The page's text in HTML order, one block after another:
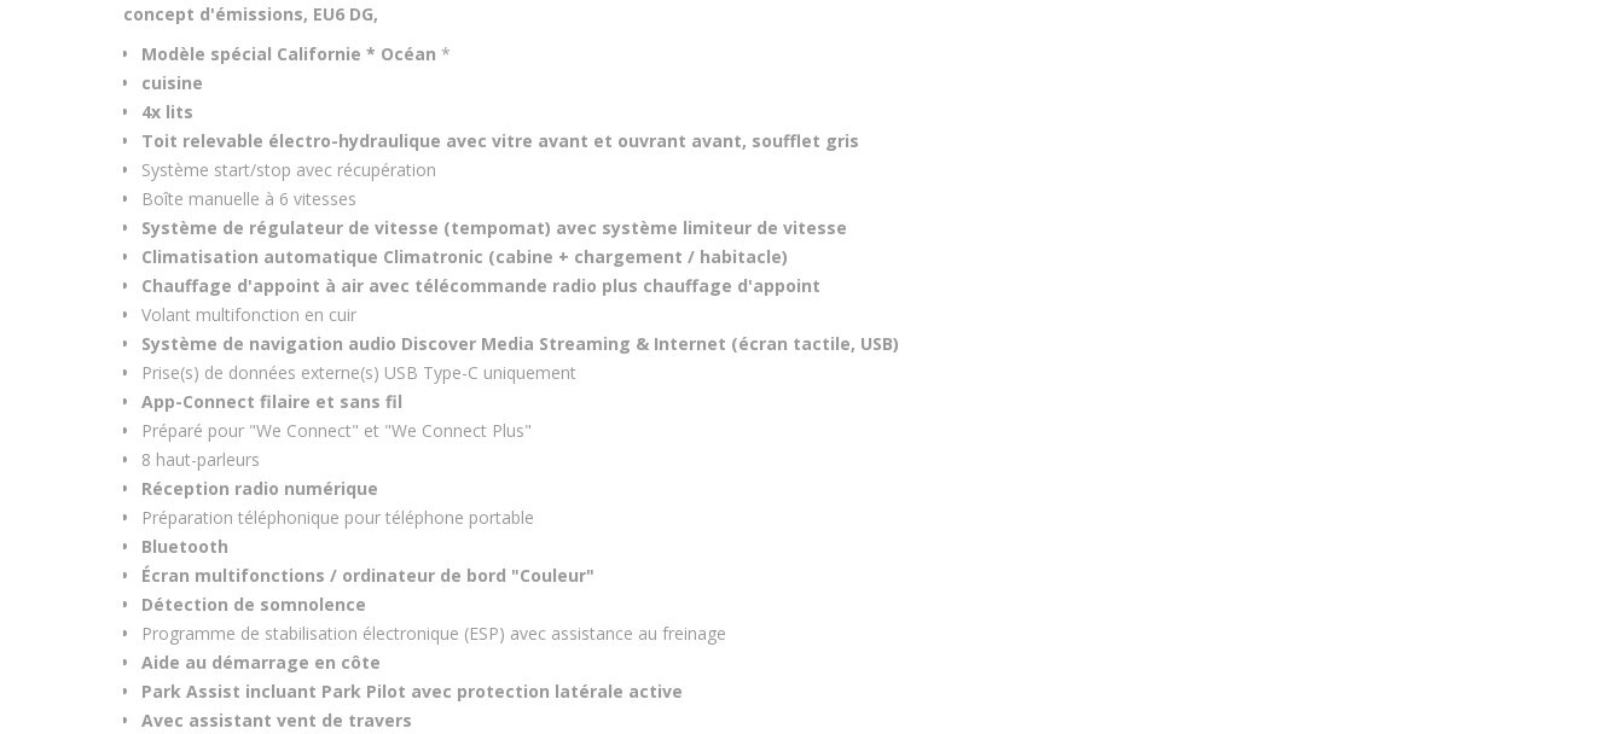
concept d'émissions, EU6 DG,
Modèle spécial Californie * Océan *
cuisine
4x lits
Toit relevable électro-hydraulique avec vitre avant et ouvrant avant, soufflet gris
Système start/stop avec récupération
Boîte manuelle à 6 vitesses
Système de régulateur de vitesse (tempomat) avec système limiteur de vitesse
Climatisation automatique Climatronic (cabine + chargement / habitacle)
Chauffage d'appoint à air avec télécommande radio plus chauffage d'appoint
Volant multifonction en cuir
Système de navigation audio Discover Media Streaming & Internet (écran tactile, USB)
Prise(s) de données externe(s) USB Type-C uniquement
App-Connect filaire et sans fil
Préparé pour "We Connect" et "We Connect Plus"
8 haut-parleurs
Réception radio numérique
Préparation téléphonique pour téléphone portable
Bluetooth
Écran multifonctions / ordinateur de bord "Couleur"
Détection de somnolence
Programme de stabilisation électronique (ESP) avec assistance au freinage
Aide au démarrage en côte
Park Assist incluant Park Pilot avec protection latérale active
Avec assistant vent de travers